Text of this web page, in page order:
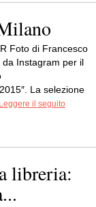
Foto di Francesco
da Instagram per il
La selezione
Leggere il seguito
libreria: